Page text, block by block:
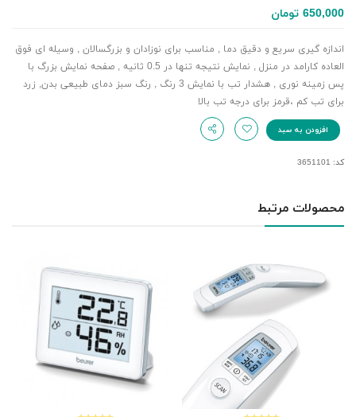
650,000 تومان
اندازه گیری سریع و دقیق دما , مناسب برای نوزادان و بزرگسالان , وسیله ای فوق
العاده کارامد در منزل , نمایش نتیجه تنها در 0.5 ثانیه , صفحه نمایش بزرگ با
پس زمینه نوری , هشدار تب با نمایش 3 رنگ , رنگ سبز دمای طبیعی بدن, زرد
برای تب کم ،قرمز برای درجه تب بالا
افزودن به سبد
کد: 3651101
محصولات مرتبط